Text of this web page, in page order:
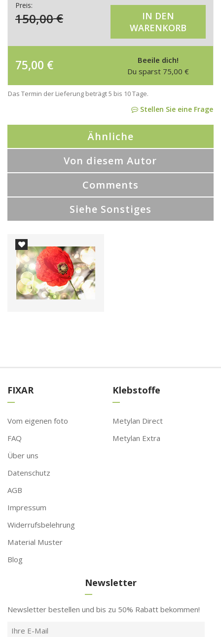
Preis:
150,00€
IN DEN
WARENKORB
75,00 €
Beeile dich!
Du sparst 75,00 €
Das Termin der Lieferung beträgt 5 bis 10 Tage.
Stellen Sie eine Frage
Ähnliche
Von diesem Autor
Comments
Siehe Sonstiges
FIXAR
Vom eigenen foto
FAQ
Über uns
Datenschutz
AGB
Impressum
Widerrufsbelehrung
Material Muster
Blog
Klebstoffe
Metylan Direct
Metylan Extra
Newsletter
Newsletter bestellen und bis zu 50% Rabatt bekommen!